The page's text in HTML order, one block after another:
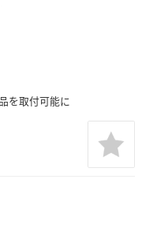
を取付可能に